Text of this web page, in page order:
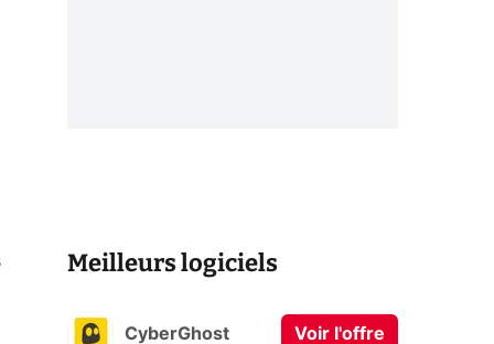
Meilleurs logiciels
CyberGhost Voir l'offre